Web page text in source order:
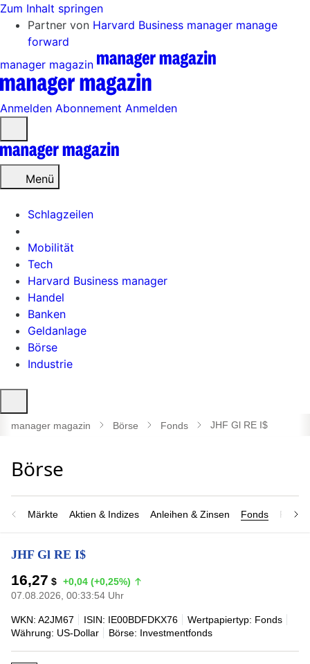
Zum Inhalt springen
Partner von Harvard Business manager manage
forward
manager magazin
Anmelden Abonnement Anmelden
öffnen
Menü
Schlagzeilen
Mobilität
Tech
Harvard Business manager
Handel
Banken
Geldanlage
Börse
Industrie
öffnen
manager magazin Börse Fonds JHF Gl RE I$
Märkte Aktien & Indizes Anleihen & Zinsen Fonds
JHF Gl RE I$
16,27 $ +0,04 (+0,25%)
07.08.2026, 00:33:54 Uhr
WKN: A2JM67 ISIN: IE00BDFDKX76
Wertpapiertyp: Fonds
Währung: US-Dollar
Börse: Investmentfonds